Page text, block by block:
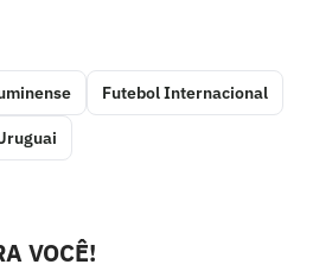
Futebol Internacional
VOCÊ!